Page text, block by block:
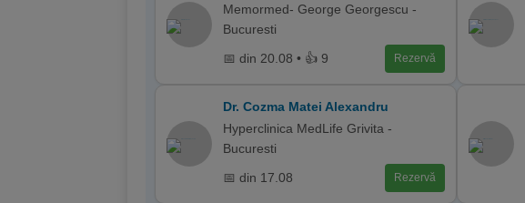
Memormed- George Georgescu -
Bucuresti
📅 din 20.08 • 👍 9 Rezervă
Dr. Cozma Matei Alexandru
Hyperclinica MedLife Grivita -
Bucuresti
📅 din 17.08 Rezervă